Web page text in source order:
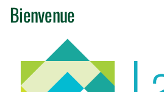
Bienvenue